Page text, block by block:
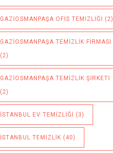
GAZIOSMANPAŞA OFIS TEMIZLIĞI (2)
GAZIOSMANPAŞA TEMIZLIK FIRMASI
(2)
GAZIOSMANPAŞA TEMIZLIK ŞIRKETI
(2)
ISTANBUL EV TEMIZLIĞI (3)
ISTANBUL TEMIZLIK (40)